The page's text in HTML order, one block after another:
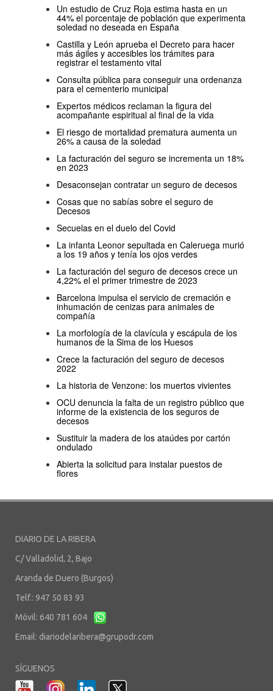
Un estudio de Cruz Roja estima hasta en un
44% el porcentaje de población que experimenta
soledad no deseada en España
Castilla y León aprueba el Decreto para hacer
más ágiles y accesibles los trámites para
registrar el testamento vital
Consulta pública para conseguir una ordenanza
para el cementerio municipal
Expertos médicos reclaman la figura del
acompañante espiritual al final de la vida
El riesgo de mortalidad prematura aumenta un
26% a causa de la soledad
La facturación del seguro se incrementa un 18%
en 2023
Desaconsejan contratar un seguro de decesos
Cosas que no sabías sobre el seguro de
Decesos
Secuelas en el duelo del Covid
La infanta Leonor sepultada en Caleruega murió
a los 19 años y tenía los ojos verdes
La facturación del seguro de decesos crece un
4,22% el el primer trimestre de 2023
Barcelona impulsa el servicio de cremación e
inhumación de cenizas para animales de
compañía
La morfología de la clavícula y escápula de los
humanos de la Sima de los Huesos
Crece la facturación del seguro de decesos
2022
La historia de Venzone: los muertos vivientes
OCU denuncia la falta de un registro público que
informe de la existencia de los seguros de
decesos
Sustituir la madera de los ataúdes por cartón
ondulado
Abierta la solicitud para instalar puestos de
flores
DIARIO DE LA RIBERA
C/ Valladolid, 2, Bajo
Aranda de Duero (Burgos)
Telf.: 947 50 83 93
Móvil: 640 781 604
Email: diariodelaribera@grupodr.com
SÍGUENOS